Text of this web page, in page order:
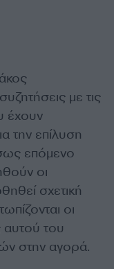
με τις
έχουν
την επίλυση
επόμενο
οι
σχετική
οι
αυτού του
στην αγορά.